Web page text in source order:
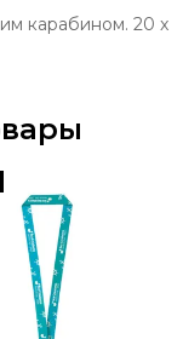
карабином. 20 x